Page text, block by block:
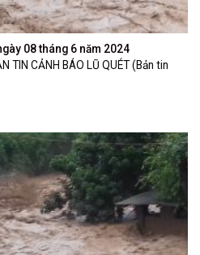
08 tháng 6 năm 2024
CẢNH BÁO LŨ QUÉT (Bản tin